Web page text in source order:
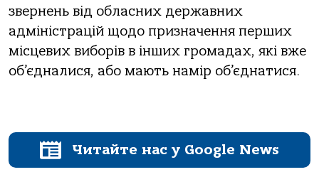
звернень від обласних державних
адміністрацій щодо призначення перших
місцевих виборів в інших громадах, які вже
об’єдналися, або мають намір об’єднатися.
Читайте нас у Google News